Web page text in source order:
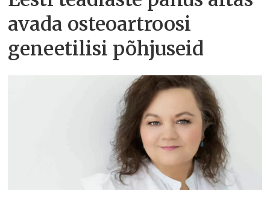
avada osteoartroosi
geneetilisi põhjuseid